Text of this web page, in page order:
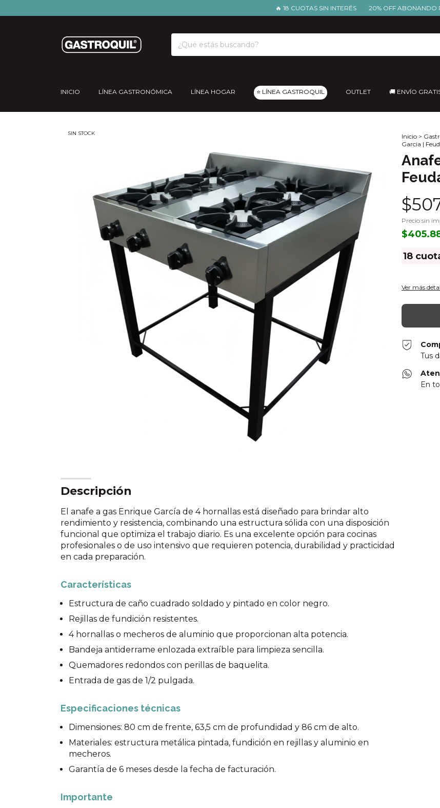
🔥 18 CUOTAS SIN INTERÉS 20% OFF ABONANDO POR
INICIO LÍNEA GASTRONÓMICA LÍNEA HOGAR ⭐ LÍNEA GASTROQUIL OUTLET 🚚 ENVÍO
SIN STOCK Inicio >
Garcia |
Precio sin
18
Ver más
Tus
En
Descripción
El anafe a gas Enrique García de 4 hornallas está diseñado para brindar alto
rendimiento y resistencia, combinando una estructura sólida con una disposición
funcional que optimiza el trabajo diario. Es una excelente opción para cocinas
profesionales o de uso intensivo que requieren potencia, durabilidad y practicidad
en cada preparación.
Características
Estructura de caño cuadrado soldado y pintado en color negro.
Rejillas de fundición resistentes.
4 hornallas o mecheros de aluminio que proporcionan alta potencia.
Bandeja antiderrame enlozada extraíble para limpieza sencilla.
Quemadores redondos con perillas de baquelita.
Entrada de gas de 1/2 pulgada.
Especificaciones técnicas
Dimensiones: 80 cm de frente, 63,5 cm de profundidad y 86 cm de alto.
Materiales: estructura metálica pintada, fundición en rejillas y aluminio en
mecheros.
Garantía de 6 meses desde la fecha de facturación.
Importante